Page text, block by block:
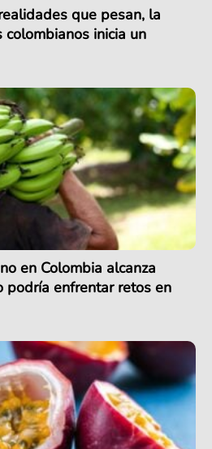
que pesan, la
inicia un
en Colombia alcanza
podría enfrentar retos en